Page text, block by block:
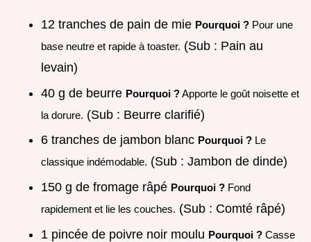
12 tranches de pain de mie Pourquoi ? Pour une
base neutre et rapide à toaster. (Sub : Pain au
levain)
40 g de beurre Pourquoi ?Apporte le goût noisette et
la dorure. (Sub : Beurre clarifié)
6 tranches de jambon blanc Pourquoi ? Le
classique indémodable. (Sub : Jambon de dinde)
150 g de fromage râpé Pourquoi ? Fond
rapidement et lie les couches. (Sub : Comté râpé)
1 pincée de poivre noir moulu Pourquoi ? Casse